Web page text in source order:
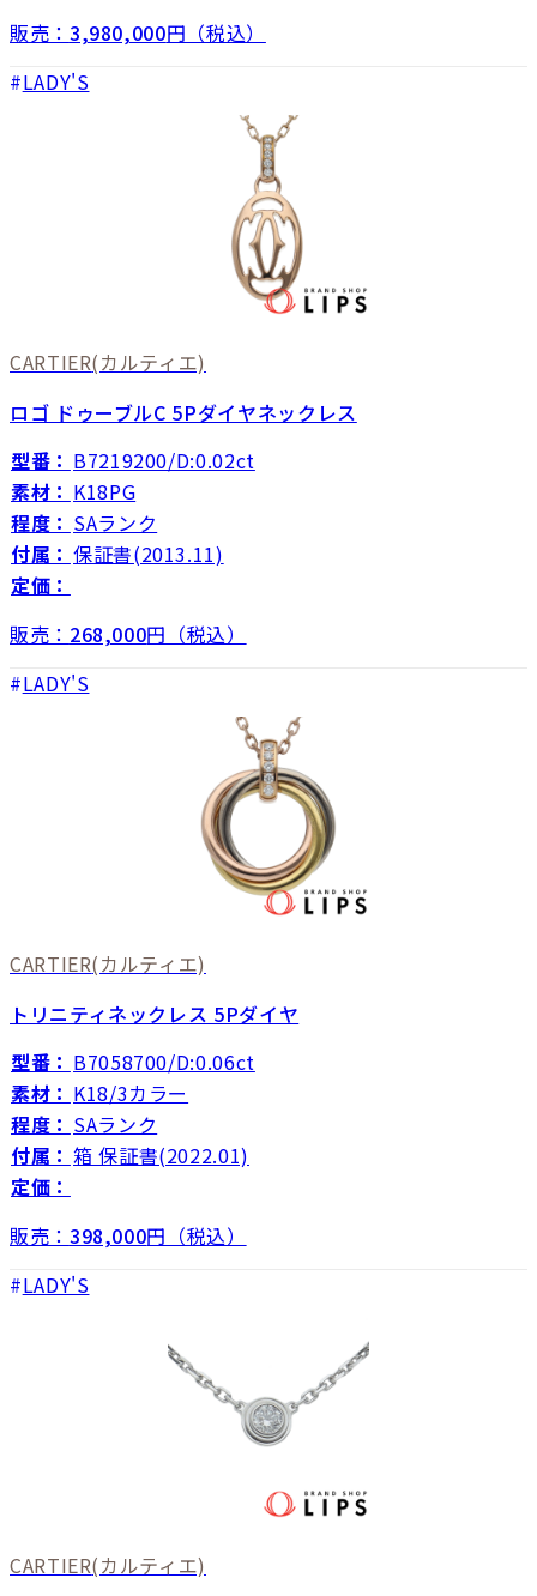
販売： 3,980,000円（税込）
LADY'S
CARTIER(カルティエ)
ロゴ ドゥーブルC 5Pダイヤネックレス
型番： B7219200/D:0.02ct
素材： K18PG
程度： SAランク
付属： 保証書(2013.11)
定価：
販売： 268,000円（税込）
LADY'S
CARTIER(カルティエ)
トリニティネックレス 5Pダイヤ
型番： B7058700/D:0.06ct
素材： K18/3カラー
程度： SAランク
付属： 箱 保証書(2022.01)
定価：
販売： 398,000円（税込）
LADY'S
CARTIER(カルティエ)